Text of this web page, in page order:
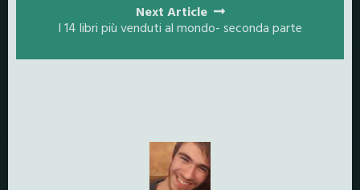
Next Article
I 14 libri più venduti al mondo- seconda parte